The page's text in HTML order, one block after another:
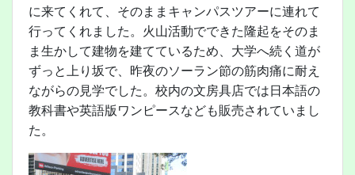
に来てくれて、そのままキャンパスツアーに連れて
行ってくれました。火山活動でできた隆起をそのま
ま生かして建物を建てているため、大学へ続く道が
ずっと上り坂で、昨夜のソーラン節の筋肉痛に耐え
ながらの見学でした。校内の文房具店では日本語の
教科書や英語版ワンピースなども販売されていまし
た。